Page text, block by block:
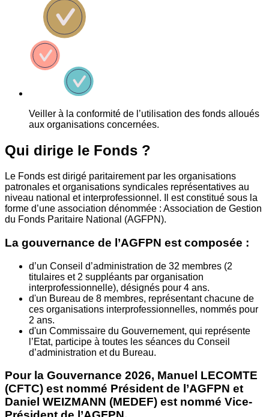
Veiller à la conformité de l’utilisation des fonds alloués
aux organisations concernées.
Qui dirige le Fonds ?
Le Fonds est dirigé paritairement par les organisations
patronales et organisations syndicales représentatives au
niveau national et interprofessionnel. Il est constitué sous la
forme d’une association dénommée : Association de Gestion
du Fonds Paritaire National (AGFPN).
La gouvernance de l’AGFPN est composée :
d’un Conseil d’administration de 32 membres (2
titulaires et 2 suppléants par organisation
interprofessionnelle), désignés pour 4 ans.
d'un Bureau de 8 membres, représentant chacune de
ces organisations interprofessionnelles, nommés pour
2 ans.
d'un Commissaire du Gouvernement, qui représente
l’Etat, participe à toutes les séances du Conseil
d’administration et du Bureau.
Pour la Gouvernance 2026, Manuel LECOMTE
(CFTC) est nommé Président de l’AGFPN et
Daniel WEIZMANN (MEDEF) est nommé Vice-